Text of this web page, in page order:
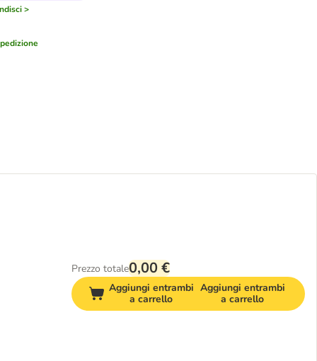
>
Prezzo totale0,00 €
Aggiungi entrambi
a carrello
Aggiungi entrambi
a carrello